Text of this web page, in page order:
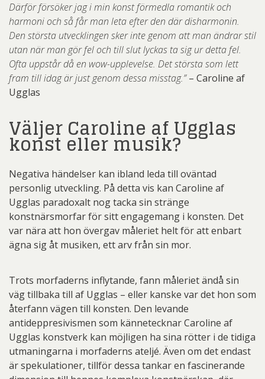
Därför försöker jag i min konst förmedla romantik och
harmoni och så får man leta efter den där disharmonin.
Den största utvecklingen sker inte genom att man ändrar stil
utan när man gör fel och till slut lyckas ta sig ur detta fel.
Ofta uppstår då en wow-upplevelse. Det största som lett
fram till idag är just genom dessa misstag.”– Caroline af
Ugglas
Väljer Caroline af Ugglas
konst eller musik?
Negativa händelser kan ibland leda till oväntad
personlig utveckling. På detta vis kan Caroline af
Ugglas paradoxalt nog tacka sin stränge
konstnärsmorfar för sitt engagemang i konsten. Det
var nära att hon övergav måleriet helt för att enbart
ägna sig åt musiken, ett arv från sin mor.
Trots morfaderns inflytande, fann måleriet ändå sin
väg tillbaka till af Ugglas – eller kanske var det hon som
återfann vägen till konsten. Den levande
antideppresivismen som kännetecknar Caroline af
Ugglas konstverk kan möjligen ha sina rötter i de tidiga
utmaningarna i morfaderns ateljé. Även om det endast
är spekulationer, tillför dessa tankar en fascinerande